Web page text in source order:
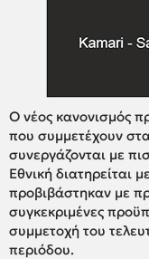
Ο νέος κανονισμός
που συμμετέχουν
συνεργάζονται με
Εθνική διατηρείται
προβιβάστηκαν με
συγκεκριμένες
συμμετοχή του
περιόδου.